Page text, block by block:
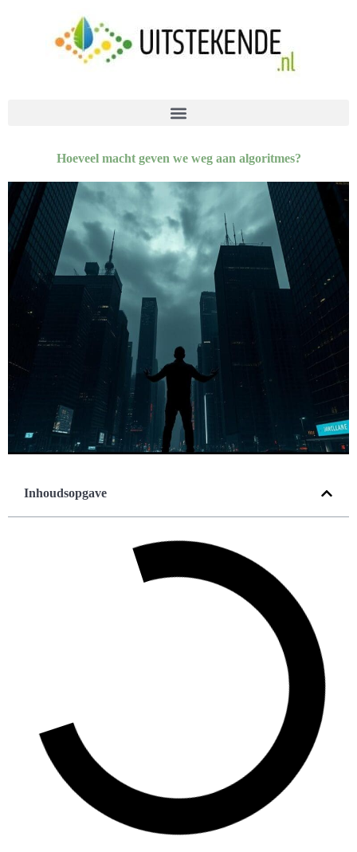
Hoeveel macht geven we weg aan algoritmes?
Inhoudsopgave